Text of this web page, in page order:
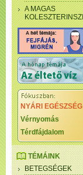
A MAGAS
NYÁRI EGÉSZSÉG
Vérnyomás
Térdfájdalom
TÉMÁINK
BETEGSÉGEK